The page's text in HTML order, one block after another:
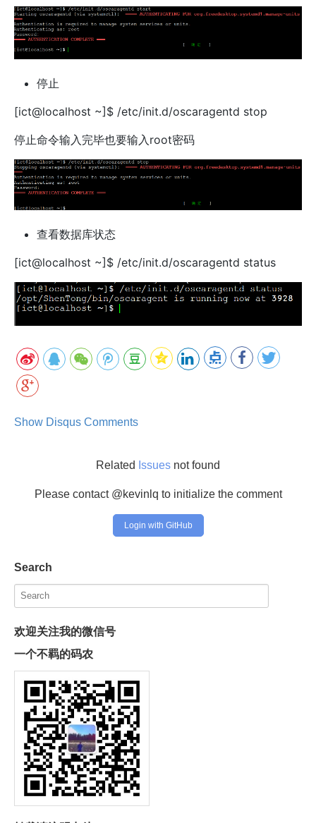
停止
[ict@localhost ~]$ /etc/init.d/oscaragentd stop
停止命令输入完毕也要输入root密码
查看数据库状态
[ict@localhost ~]$ /etc/init.d/oscaragentd status
Show Disqus Comments
Related Issues not found
Please contact @kevinlq to initialize the comment
Login with GitHub
Search
欢迎关注我的微信号
一个不羁的码农